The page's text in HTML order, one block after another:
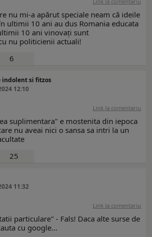
nu mi-a apărut speciale neam că ideile
ultimii 10 ani au dus Romania educata
10 ani vinovați sunt
nu politicienii actuali!
6
indolent si fitzos
12:10
Link la comentariu
suplimentara" e mostenita din iepoca
nu aveai nici o sansa sa intri la un
25
11:32
Link la comentariu
particulare" - Fals! Daca alte surse de
cu google...